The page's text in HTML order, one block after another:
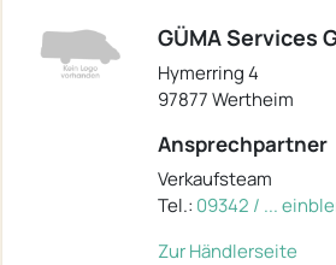
GÜMA Services
Hymerring 4
97877 Wertheim
Ansprechpartner
Verkaufsteam
Tel.: 09342 / ...
Zur Händlerseite